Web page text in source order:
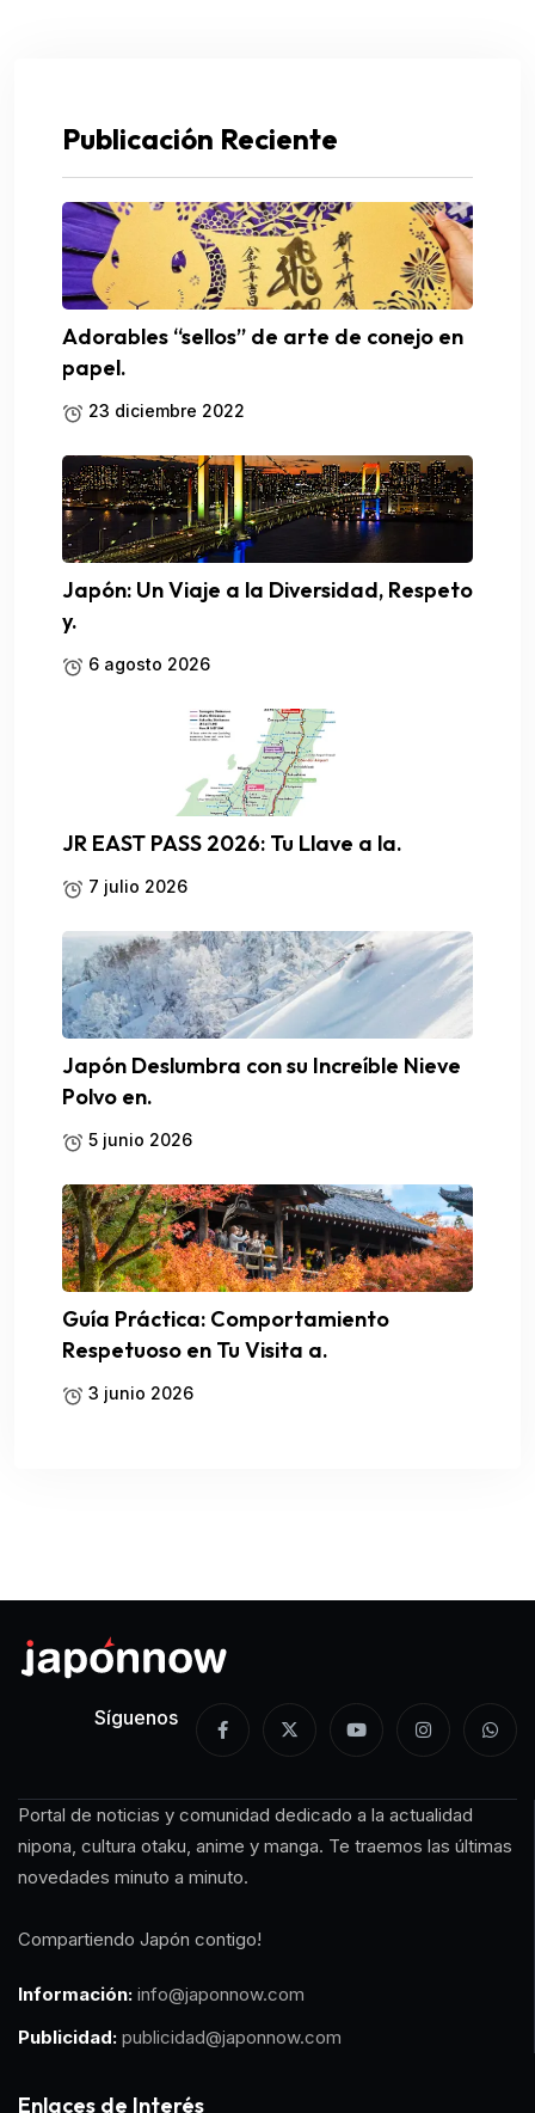
Publicación Reciente
Adorables “sellos” de arte de conejo en
papel.
23 diciembre 2022
Japón: Un Viaje a la Diversidad, Respeto
y.
6 agosto 2026
JR EAST PASS 2026: Tu Llave a la.
7 julio 2026
Japón Deslumbra con su Increíble Nieve
Polvo en.
5 junio 2026
Guía Práctica: Comportamiento
Respetuoso en Tu Visita a.
3 junio 2026
Síguenos
Portal de noticias y comunidad dedicado a la actualidad
nipona, cultura otaku, anime y manga. Te traemos las últimas
novedades minuto a minuto.
Compartiendo Japón contigo!
Información: info@japonnow.com
Publicidad: publicidad@japonnow.com
Enlaces de Interés